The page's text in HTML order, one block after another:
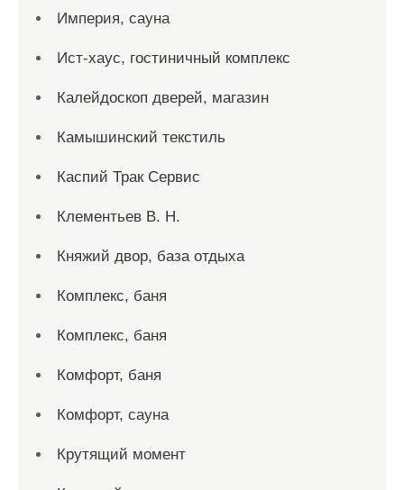
Империя, сауна
Ист-хаус, гостиничный комплекс
Калейдоскоп дверей, магазин
Камышинский текстиль
Каспий Трак Сервис
Клементьев В. Н.
Княжий двор, база отдыха
Комплекс, баня
Комплекс, баня
Комфорт, баня
Комфорт, сауна
Крутящий момент